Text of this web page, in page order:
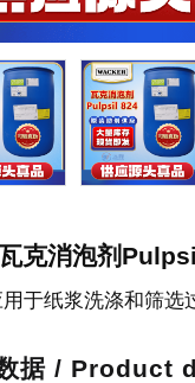
克消泡剂
于纸浆洗涤和筛选
据 / Product